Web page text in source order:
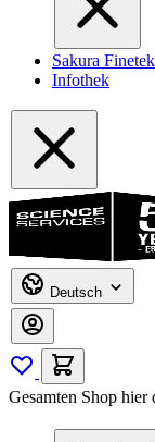
Sakura Finetek
Infothek
Deutsch
Gesamten Shop hier